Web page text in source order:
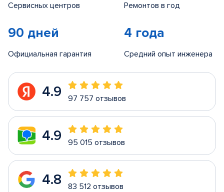
Сервисных центров Ремонтов в год
90 дней
Официальная гарантия
4 года
Средний опыт инженера
4.9 97 757 отзывов
4.9 95 015 отзывов
4.8 83 512 отзывов